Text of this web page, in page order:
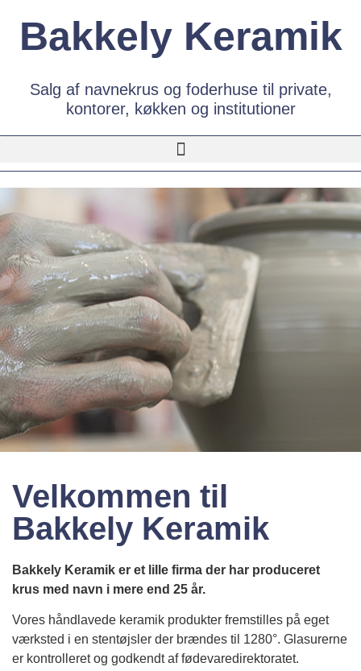
Bakkely Keramik
Salg af navnekrus og foderhuse til private,
kontorer, køkken og institutioner
Velkommen til
Bakkely Keramik
Bakkely Keramik er et lille firma der har produceret
krus med navn i mere end 25 år.
Vores håndlavede keramik produkter fremstilles på eget
værksted i en stentøjsler der brændes til 1280°. Glasurerne
er kontrolleret og godkendt af fødevaredirektoratet.